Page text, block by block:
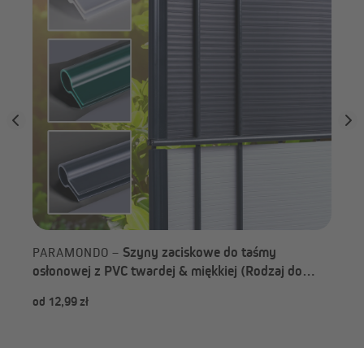
PARAMONDO – Szyny zaciskowe do taśmy
osłonowej z PVC twardej & miękkiej (Rodzaj do
od 12,99 zł